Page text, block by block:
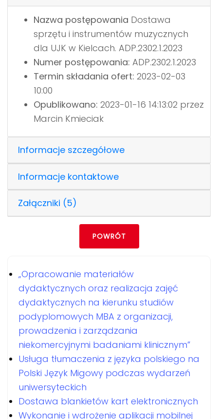
Nazwa postępowania Dostawa
sprzętu i instrumentów muzycznych
dla UJK w Kielcach. ADP.2302.1.2023
Numer postępowania: ADP.2302.1.2023
Termin składania ofert: 2023-02-03
10:00
Opublikowano: 2023-01-16 14:13:02 przez
Marcin Kmieciak
Informacje szczegółowe
Informacje kontaktowe
Załączniki (5)
POWRÓT
„Opracowanie materiałów
dydaktycznych oraz realizacja zajęć
dydaktycznych na kierunku studiów
podyplomowych MBA z organizacji,
prowadzenia i zarządzania
niekomercyjnymi badaniami klinicznym”
Usługa tłumaczenia z języka polskiego na
Polski Język Migowy podczas wydarzeń
uniwersyteckich
Dostawa blankietów kart elektronicznych
Wykonanie i wdrożenie aplikacji mobilnej